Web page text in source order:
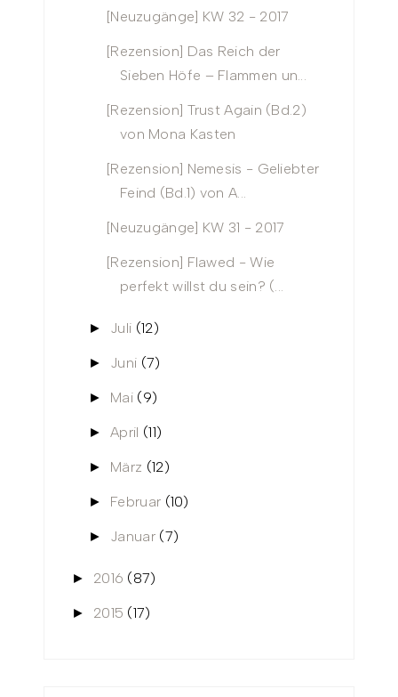
[Neuzugänge] KW 32 - 2017
[Rezension] Das Reich der
Sieben Höfe – Flammen un...
[Rezension] Trust Again (Bd.2)
von Mona Kasten
[Rezension] Nemesis - Geliebter
Feind (Bd.1) von A...
[Neuzugänge] KW 31 - 2017
[Rezension] Flawed - Wie
perfekt willst du sein? (...
► Juli (12)
► Juni (7)
► Mai (9)
►April (11)
► März (12)
► Februar (10)
► Januar (7)
► 2016 (87)
► 2015 (17)